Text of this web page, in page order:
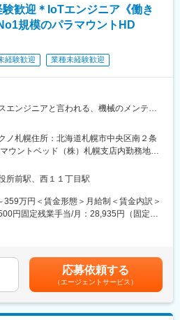
え、12期連続増収・業界トップクラスの
盤と成長性を兼ね備えています。
る業務
付
取得
付随する業務
通しの良い環境が整っています。プロパ
欲や成果を正当に評価する社風も特徴で
業務内容に応じてリモートワークも可能
スは抜群。産育休後の復帰率は約98％と
暇制度や福利厚生も充実しています。
るトータルサービス事業を展開していま
サービスの提供を目指し、医薬連携によ
スの提供を行っております。
8,912件（2023年8月末）を全国各地で事
験歓迎＊IoTエンジニア《働き
規模のパラマウントHD
経験歓迎 業種未経験歓迎
エンジニアと言われる、機械のメンテナ
、同社で得られるスキルも例外ではあり
市場価値を高める事ができる貴重な求人
なる予定です。（（1）（2）70％／
設置業務及び事務処理 ※扱う製品：眠り
ド製品（ベッド、車いす等）の修理・点
ノ札幌住所：北海道札幌市中央区南２条
ウントベッド（株）札幌支店内勤務地最
駅受動喫煙対策：屋内全面禁煙変更の範
所前駅、西１１丁目駅
359万円＜賃金形態＞月給制＜賃金内訳＞
円固定残業手当/月：28,935円（固定残
まれています。■内容：・社命で1日5h以
宿泊を伴う1日5h以上の外出：2200円支
出張をした場合・1200円×4=週4800円・
金はあくまでも目安の金額であり、選考
があります。月給(月額)は固定手当を含め
応募依頼する
（エージェントサービス）